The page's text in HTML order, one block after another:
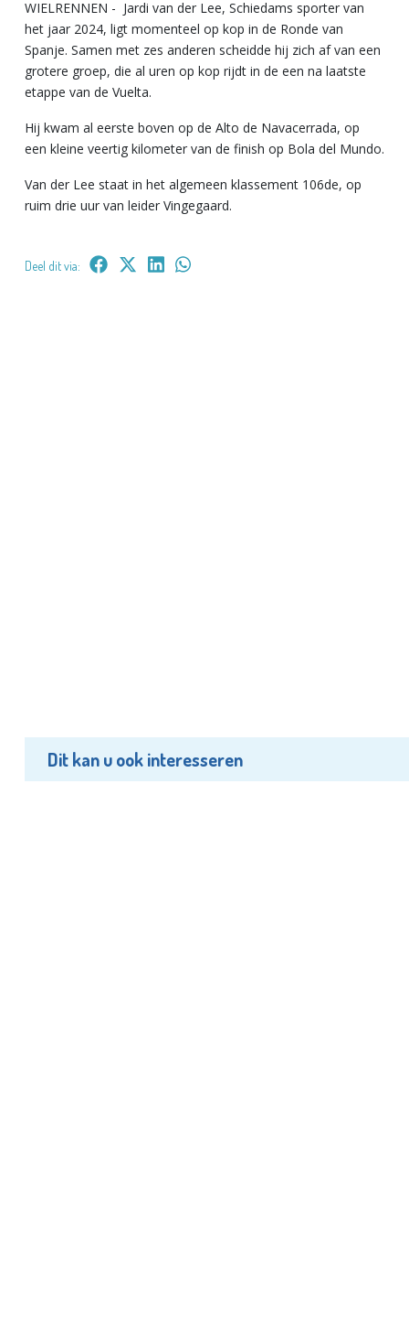
WIELRENNEN - Jardi van der Lee, Schiedams sporter van
het jaar 2024, ligt momenteel op kop in de Ronde van
Spanje. Samen met zes anderen scheidde hij zich af van een
grotere groep, die al uren op kop rijdt in de een na laatste
etappe van de Vuelta.
Hij kwam al eerste boven op de Alto de Navacerrada, op
een kleine veertig kilometer van de finish op Bola del Mundo.
Van der Lee staat in het algemeen klassement 106de, op
ruim drie uur van leider Vingegaard.
Deel dit via:
Dit kan u ook interesseren